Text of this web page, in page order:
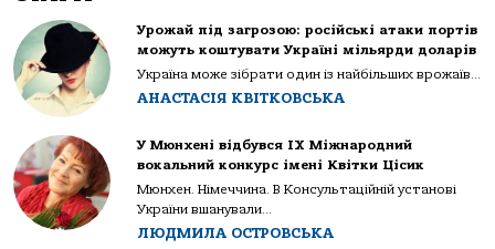
Урожай під загрозою: російські атаки портів
можуть коштувати Україні мільярди доларів
Україна може зібрати один із найбільших врожаїв...
АНАСТАСІЯ КВІТКОВСЬКА
У Мюнхені відбувся IX Міжнародний
вокальний конкурс імені Квітки Цісик
Мюнхен. Німеччина. В Консультаційній установі
України вшанували...
ЛЮДМИЛА ОСТРОВСЬКА